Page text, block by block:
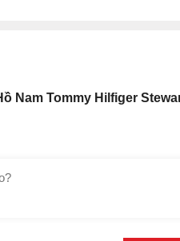
Nam Tommy Hilfiger